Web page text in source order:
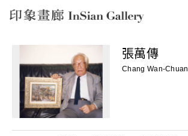
InSian Gallery
張萬傳
Chang Wan-Chuan